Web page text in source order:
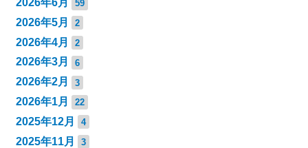
2026年6月 59
2026年5月 2
2026年4月 2
2026年3月 6
2026年2月 3
2026年1月 22
2025年12月 4
2025年11月 3